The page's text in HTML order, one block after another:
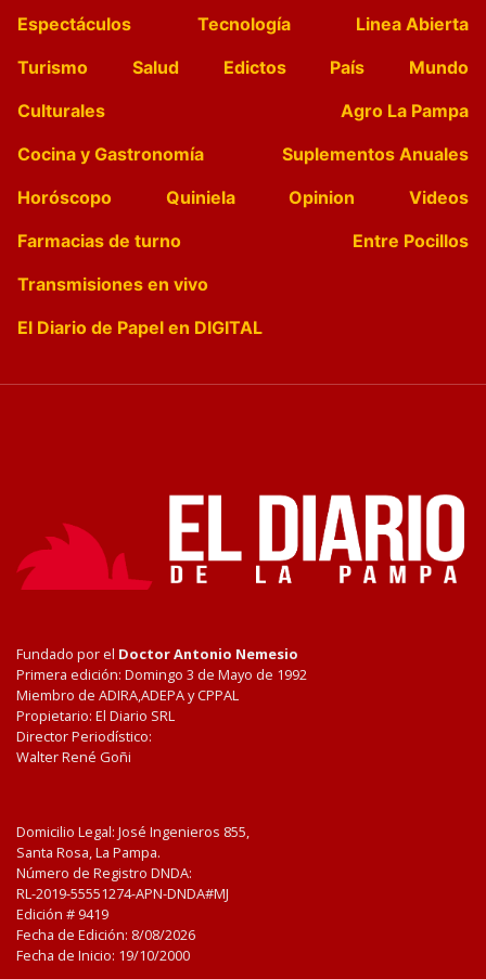
Espectáculos
Tecnología
Linea Abierta
Turismo
Salud Edictos País
Mundo
Culturales
Agro La Pampa
Cocina y Gastronomía
Suplementos Anuales
Horóscopo
Quiniela Opinion
Videos
Farmacias de turno
Entre Pocillos
Transmisiones en vivo
El Diario de Papel en DIGITAL
Fundado por el Doctor Antonio Nemesio
Primera edición: Domingo 3 de Mayo de 1992
Miembro de ADIRA,ADEPA y CPPAL
Propietario: El Diario SRL
Director Periodístico:
Walter René Goñi
Domicilio Legal: José Ingenieros 855,
Santa Rosa, La Pampa.
Número de Registro DNDA:
RL-2019-55551274-APN-DNDA#MJ
Edición # 9419
Fecha de Edición: 8/08/2026
Fecha de Inicio: 19/10/2000